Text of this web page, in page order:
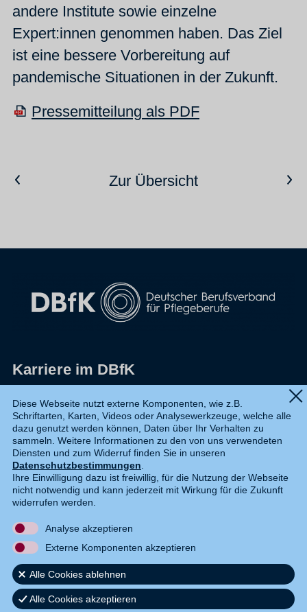
andere Institute sowie einzelne
Expert:innen genommen haben. Das Ziel
ist eine bessere Vorbereitung auf
pandemische Situationen in der Zukunft.
Pressemitteilung als PDF
Vorheriger ArtikelZur ÜbersichtNächster Artikel
Karriere im DBfK
Datenschutz
Shop
Widerruf
Kontakt
DE EN
Diese Webseite nutzt externe Komponenten, wie z.B.
Schriftarten, Karten, Videos oder Analysewerkzeuge, welche alle
dazu genutzt werden können, Daten über Ihr Verhalten zu
sammeln. Weitere Informationen zu den von uns verwendeten
Diensten und zum Widerruf finden Sie in unseren
Datenschutzbestimmungen.
Ihre Einwilligung dazu ist freiwillig, für die Nutzung der Webseite
nicht notwendig und kann jederzeit mit Wirkung für die Zukunft
widerrufen werden.
Analyse akzeptieren
Externe Komponenten akzeptieren
Alle Cookies ablehnen
Alle Cookies akzeptieren